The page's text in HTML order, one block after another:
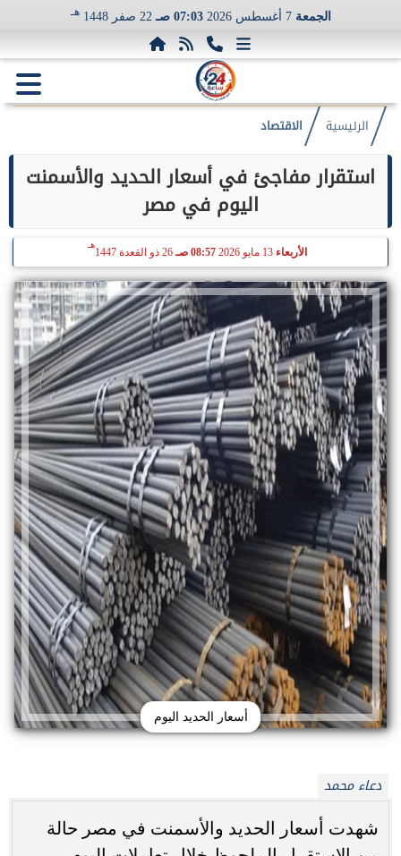
الجمعة 7 أغسطس 2026 07:03 صـ 22 صفر 1448 هـ
الرئيسية الاقتصاد
استقرار مفاجئ في أسعار الحديد والأسمنت
اليوم في مصر
الأربعاء 13 مايو 2026 08:57 صـ 26 ذو القعدة 1447
هـ
أسعار الحديد اليوم
دعاء محمد
شهدت أسعار الحديد والأسمنت في مصر حالة